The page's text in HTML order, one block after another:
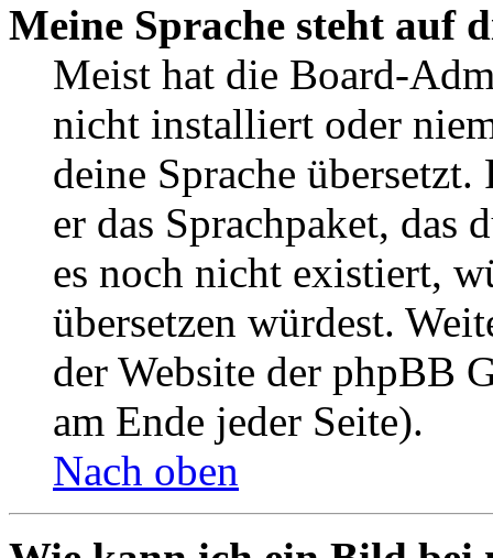
Meine Sprache steht auf
Meist hat die Board-
nicht installiert oder
deine Sprache
er das Sprachpaket, das
es noch nicht existiert,
übersetzen würdest.
der Website der phpBB
am Ende jeder Seite).
Nach oben